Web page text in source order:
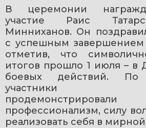
В церемонии
участие Раис
Минниханов. Он
с успешным завершением
отметив, что
итогов прошло 1 июля – в
боевых действий. По
участники
профессионализм, силу
реализовать себя в